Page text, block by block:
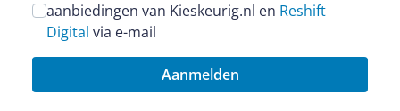
aanbiedingen van Kieskeurig.nl en Reshift
Digital via e-mail
Aanmelden